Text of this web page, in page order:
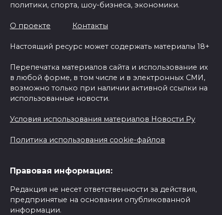
политики, спорта, шоу-бизнеса, экономики.
О проекте Контакты
Настоящий ресурс может содержать материалы 18+
Перепечатка материалов сайта и использование их
в любой форме, в том числе и в электронных СМИ,
возможно только при наличии активной ссылки на
использованные новости.
Условия использования материалов Новости Ру
Политика использования cookie-файлов
Правовая информация:
Редакция не несет ответственности за действия,
предпринятые на основании опубликованной
информации.